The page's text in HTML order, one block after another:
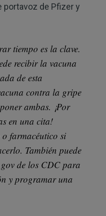
portavoz de Pfizer y
tiempo es la clave.
recibir la vacuna
de esta
contra la gripe
ambas. ¡Por
en una cita!
farmacéutico si
También puede
de los CDC para
y programar una